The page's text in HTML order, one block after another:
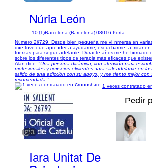
Núria León
10 (1)Barcelona (Barcelona) 08016 Porta
Número 26729. Desde bien pequeña me vi inmersa en
que tuve que aprender a ayudarme, escucharme, a mirar en
fuerzas para seguir adelante. Durante años me he formado
sobre los diferentes tipos de terapia más eficaces que
Alan dice: "Una persona dinámica, con atención para
profesionales y consejos eficientes para salir adelante en
salido de una adicción con su apoyo, y me siento mejor con
recomendada."
1 veces contratado
1/4
Pedir
Iara Unitat De